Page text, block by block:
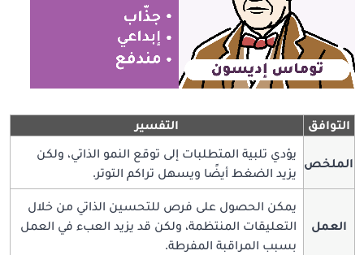
التوافق التفسير
الملخص
يؤدي تلبية المتطلبات إلى توقع النمو الذاتي، ولكن
يزيد الضغط أيضًا ويسهل تراكم التوتر.
العمل
يمكن الحصول على فرص للتحسين الذاتي من خلال
التعليقات المنتظمة، ولكن قد يزيد العبء في العمل
بسبب المراقبة المفرطة.